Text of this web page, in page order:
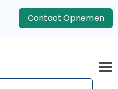
Contact Opnemen